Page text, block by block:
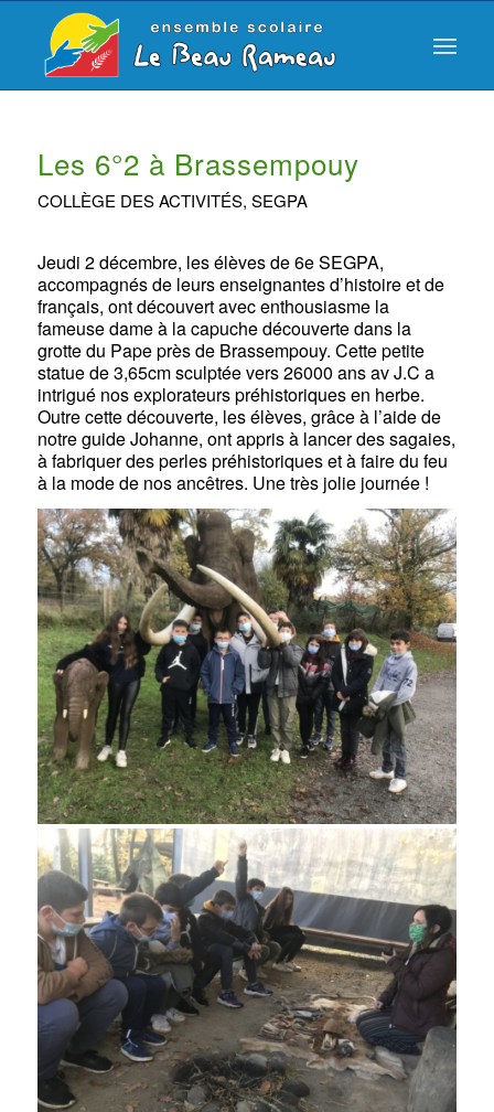
Les 6°2 à Brassempouy
COLLÈGE DES ACTIVITÉS, SEGPA
Jeudi 2 décembre, les élèves de 6e SEGPA,
accompagnés de leurs enseignantes d’histoire et de
français, ont découvert avec enthousiasme la
fameuse dame à la capuche découverte dans la
grotte du Pape près de Brassempouy. Cette petite
statue de 3,65cm sculptée vers 26000 ans av J.C a
intrigué nos explorateurs préhistoriques en herbe.
Outre cette découverte, les élèves, grâce à l’aide de
notre guide Johanne, ont appris à lancer des sagaies,
à fabriquer des perles préhistoriques et à faire du feu
à la mode de nos ancêtres. Une très jolie journée !